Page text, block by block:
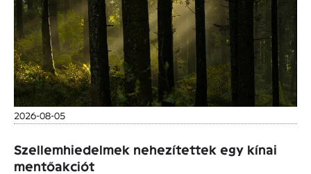
2026-08-05
Szellemhiedelmek nehezítettek egy kínai
mentőakciót